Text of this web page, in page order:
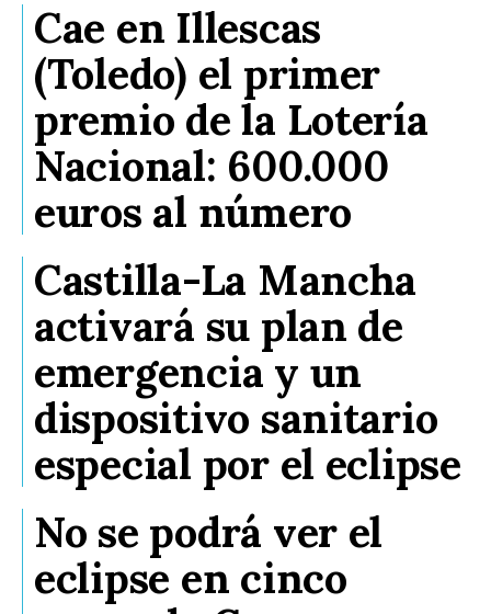
Cae en Illescas
(Toledo) el primer
premio de la Lotería
Nacional: 600.000
euros al número
Castilla-La Mancha
activará su plan de
emergencia y un
dispositivo sanitario
especial por el eclipse
No se podrá ver el
eclipse en cinco